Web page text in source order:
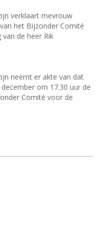
verklaart mevrouw
het Bijzonder Comité
de heer Rik
neemt er akte van dat
om 17.30 uur de
Comité voor de